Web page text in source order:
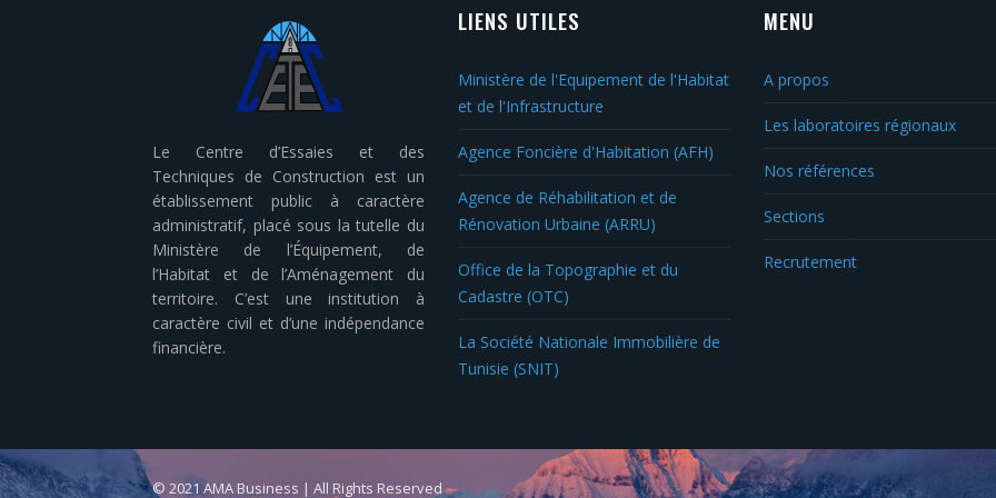
Le Centre d’Essaies et des
Techniques de Construction est un
établissement public à caractère
administratif, placé sous la tutelle du
Ministère de l’Équipement, de
l’Habitat et de l’Aménagement du
territoire. C’est une institution à
caractère civil et d’une indépendance
financière.
LIENS UTILES
Ministère de l'Equipement de l'Habitat
et de l'Infrastructure
Agence Foncière d'Habitation (AFH)
Agence de Réhabilitation et de
Rénovation Urbaine (ARRU)
Office de la Topographie et du
Cadastre (OTC)
La Société Nationale Immobilière de
Tunisie (SNIT)
MENU
A propos
Les laboratoires régionaux
Nos références
Sections
Recrutement
© 2021 AMA Business | All Rights Reserved